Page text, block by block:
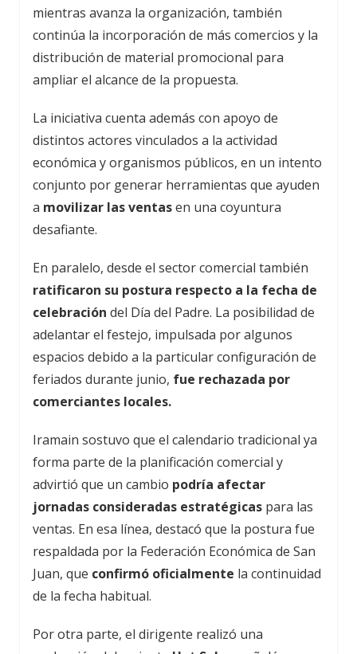
mientras avanza la organización, también
continúa la incorporación de más comercios y la
distribución de material promocional para
ampliar el alcance de la propuesta.
La iniciativa cuenta además con apoyo de
distintos actores vinculados a la actividad
económica y organismos públicos, en un intento
conjunto por generar herramientas que ayuden
a movilizar las ventasen una coyuntura
desafiante.
En paralelo, desde el sector comercial también
ratificaron su postura respecto a la fecha de
celebración del Día del Padre. La posibilidad de
adelantar el festejo, impulsada por algunos
espacios debido a la particular configuración de
feriados durante junio, fue rechazada por
comerciantes locales.
Iramain sostuvo que el calendario tradicional ya
forma parte de la planificación comercial y
advirtió que un cambio podría afectar
jornadas consideradas estratégicas para las
ventas. En esa línea, destacó que la postura fue
respaldada por la Federación Económica de San
Juan, que confirmó oficialmente la continuidad
de la fecha habitual.
Por otra parte, el dirigente realizó una